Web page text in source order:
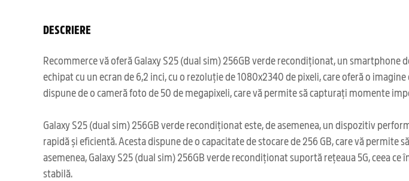
DESCRIERE
Recommerce vă oferă Galaxy S25 (dual sim) 256GB verde recondiționat, un
echipat cu un ecran de 6,2 inci, cu o rezoluție de 1080x2340 de pixeli, care oferă o
dispune de o cameră foto de 50 de megapixeli, care vă permite să capturați momente
Galaxy S25 (dual sim) 256GB verde recondiționat este, de asemenea, un dispozitiv
rapidă și eficientă. Acesta dispune de o capacitate de stocare de 256 GB, care vă
asemenea, Galaxy S25 (dual sim) 256GB verde recondiționat suportă rețeaua 5G, ceea
stabilă.